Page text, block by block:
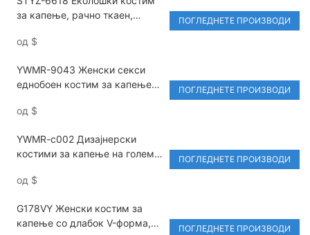
костум за капење од
рециклирана ткаенина
за капење, рачно ткаен,
бикини сет од два дела,
од $
ПОГЛЕДНЕТЕ ПРОИЗВОДИ
YWMR-9043 Женски секси
еднобоен костим за капење
прилагодлив дизајн & Плажни
бикини со приватна етикета
од $
ПОГЛЕДНЕТЕ ПРОИЗВОДИ
YWMR-c002 Дизајнерски
костими за капење на големо
печатен женски костим за
плажа бикини со приватна
етикета
од $
ПОГЛЕДНЕТЕ ПРОИЗВОДИ
G178VY Женски костим за
капење со длабок V-форма,
ПОГЛЕДНЕТЕ ПРОИЗВОДИ